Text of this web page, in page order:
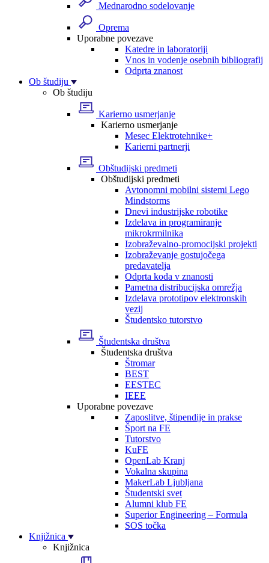
Mednarodno sodelovanje
Oprema
Uporabne povezave
Katedre in laboratoriji
Vnos in vodenje osebnih bibliografij
Odprta znanost
Ob študiju
Ob študiju
Karierno usmerjanje
Karierno usmerjanje
Mesec Elektrotehnike+
Karierni partnerji
Obštudijski predmeti
Obštudijski predmeti
Avtonomni mobilni sistemi Lego
Mindstorms
Dnevi industrijske robotike
Izdelava in programiranje
mikrokrmilnika
Izobraževalno-promocijski projekti
Izobraževanje gostujočega
predavatelja
Odprta koda v znanosti
Pametna distribucijska omrežja
Izdelava prototipov elektronskih
vezij
Študentsko tutorstvo
Študentska društva
Študentska društva
Štromar
BEST
EESTEC
IEEE
Uporabne povezave
Zaposlitve, štipendije in prakse
Šport na FE
Tutorstvo
KuFE
OpenLab Kranj
Vokalna skupina
MakerLab Ljubljana
Študentski svet
Alumni klub FE
Superior Engineering – Formula
SOS točka
Knjižnica
Knjižnica